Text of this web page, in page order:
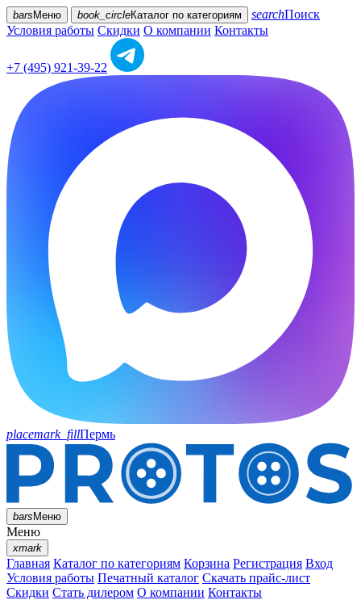
bars Меню book_circleКаталог по категориям searchПоиск
Условия работы Скидки О компании Контакты
+7 (495) 921-39-22
placemark_fillПермь
barsМеню
Меню
xmark
Главная Каталог по категориям Корзина Регистрация Вход
Условия работы Печатный каталог Скачать прайс-лист
Скидки Стать дилером О компании Контакты